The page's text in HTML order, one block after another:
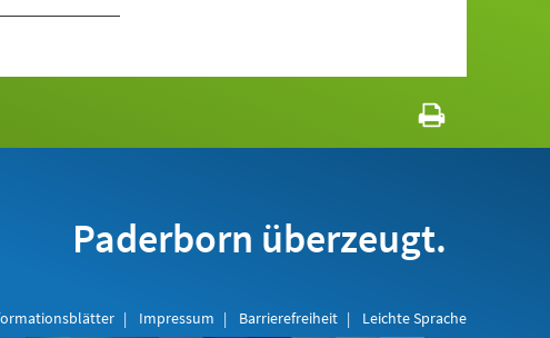
Paderborn überzeugt.
Impressum Barrierefreiheit Leichte Sprache